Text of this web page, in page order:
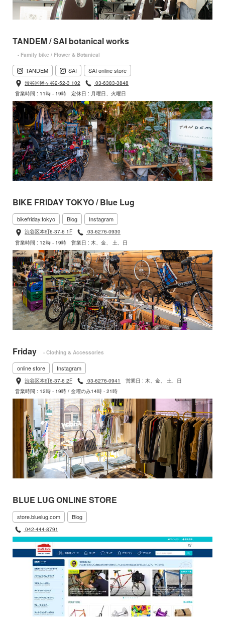
TANDEM / SAI botanical works
- Family bike / Flower & Botanical
TANDEM SAI SAI online store
渋谷区幡ヶ谷2-52-3 102
03-6383-3848
営業時間 : 11時 - 19時
定休日 : 月曜日、火曜日
BIKE FRIDAY TOKYO / Blue Lug
bikefriday.tokyo Blog Instagram
渋谷区本町6-37-6 1F
03-6276-0930
営業時間 : 12時 - 19時
営業日 : 木、金、 土、日
Friday - Clothing & Accessories
online store Instagram
渋谷区本町6-37-6 2F 03-6276-0941
営業日 : 木、金、 土、日
営業時間 : 12時 - 19時 / 金曜のみ14時 - 21時
BLUE LUG ONLINE STORE
store.bluelug.com Blog
042-444-8791